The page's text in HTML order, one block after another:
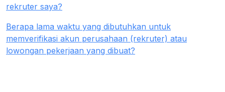
rekruter saya?
Berapa lama waktu yang dibutuhkan untuk
memverifikasi akun perusahaan (rekruter) atau
lowongan pekerjaan yang dibuat?